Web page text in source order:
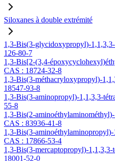
Siloxanes à double extrémité
1,3-Bis(3-glycidoxypropyl)-
126-80-7
1,3-Bis[2-(3,4-
CAS : 18724-32-8
1,3-Bis(3-méthacryloxypropyl)-
18547-93-8
1,3-Bis(3-aminopropyl)-1,1,3,3-
55-8
1,3-Bis(2-
CAS : 83936-41-8
1,3-Bis(3-
CAS : 17866-53-4
1,3-Bis(3-mercaptopropyl)-
18001-52-0